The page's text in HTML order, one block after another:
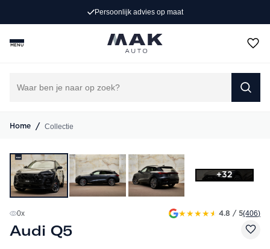
Persoonlijk advies op maat
MENU
Home / Collectie
+32
0x ★★★★★ 4.8 / 5(406)
Audi Q5